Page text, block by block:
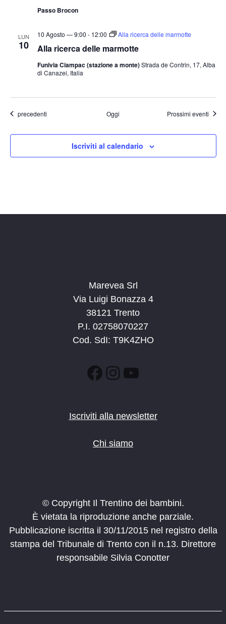
Passo Brocon
LUN
10 Alla ricerca delle marmotte
10 Agosto — 9:00 - 12:00 Alla ricerca delle marmotte
Funivia Ciampac (stazione a monte)Strada de Contrin, 17, Alba
di Canazei, Italia
Eventi
precedenti Oggi Prossimi eventi
Iscriviti al calendario
Marevea Srl
Via Luigi Bonazza 4
38121 Trento
P.I. 02758070227
Cod. SdI: T9K4ZHO
Facebook
Instagram
YouTube
Iscriviti alla newsletter
Chi siamo
© Copyright Il Trentino dei bambini.
È vietata la riproduzione anche parziale.
Pubblicazione iscritta il 30/11/2015 nel registro della
stampa del Tribunale di Trento con il n.13. Direttore
responsabile Silvia Conotter